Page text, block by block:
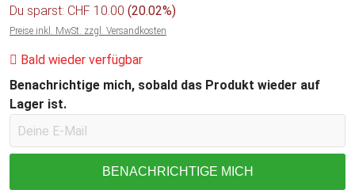
Du sparst: CHF 10.00 (20.02%)
Preise inkl. MwSt. zzgl. Versandkosten
Bald wieder verfügbar
Benachrichtige mich, sobald das Produkt wieder auf
Lager ist.
BENACHRICHTIGE MICH